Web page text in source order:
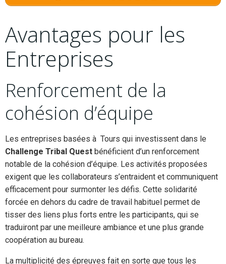
Avantages pour les
Entreprises
Renforcement de la
cohésion d’équipe
Les entreprises basées à Tours qui investissent dans le
Challenge Tribal Quest bénéficient d’un renforcement
notable de la cohésion d’équipe. Les activités proposées
exigent que les collaborateurs s’entraident et communiquent
efficacement pour surmonter les défis. Cette solidarité
forcée en dehors du cadre de travail habituel permet de
tisser des liens plus forts entre les participants, qui se
traduiront par une meilleure ambiance et une plus grande
coopération au bureau.
La multiplicité des épreuves fait en sorte que tous les